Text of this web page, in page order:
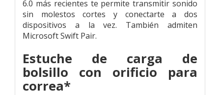
6.0 más recientes te permite transmitir sonido
sin molestos cortes y conectarte a dos
dispositivos a la vez. También admiten
Microsoft Swift Pair.
Estuche de carga de
bolsillo con orificio para
correa*